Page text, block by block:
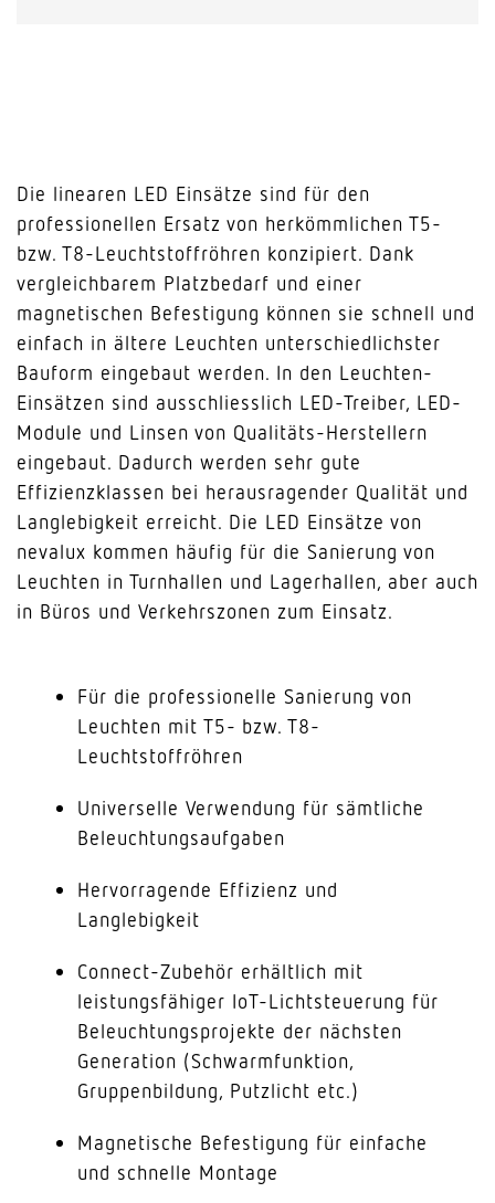
Die linearen LED Einsätze sind für den
professionellen Ersatz von herkömmlichen T5-
bzw. T8-Leuchtstoffröhren konzipiert. Dank
vergleichbarem Platzbedarf und einer
magnetischen Befestigung können sie schnell und
einfach in ältere Leuchten unterschiedlichster
Bauform eingebaut werden. In den Leuchten-
Einsätzen sind ausschliesslich LED-Treiber, LED-
Module und Linsen von Qualitäts-Herstellern
eingebaut. Dadurch werden sehr gute
Effizienzklassen bei herausragender Qualität und
Langlebigkeit erreicht. Die LED Einsätze von
nevalux kommen häufig für die Sanierung von
Leuchten in Turnhallen und Lagerhallen, aber auch
in Büros und Verkehrszonen zum Einsatz.
Für die professionelle Sanierung von
Leuchten mit T5- bzw. T8-
Leuchtstoffröhren
Universelle Verwendung für sämtliche
Beleuchtungsaufgaben
Hervorragende Effizienz und
Langlebigkeit
Connect-Zubehör erhältlich mit
leistungsfähiger IoT-Lichtsteuerung für
Beleuchtungsprojekte der nächsten
Generation (Schwarmfunktion,
Gruppenbildung, Putzlicht etc.)
Magnetische Befestigung für einfache
und schnelle Montage